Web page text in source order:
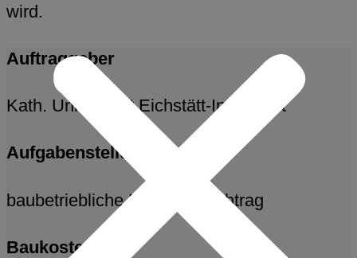
wird.
Auftraggeber
Kath. Universität Eichstätt-Ingolstadt
Aufgabenstellung
baubetriebliche Prüfung Nachtrag
Baukosten